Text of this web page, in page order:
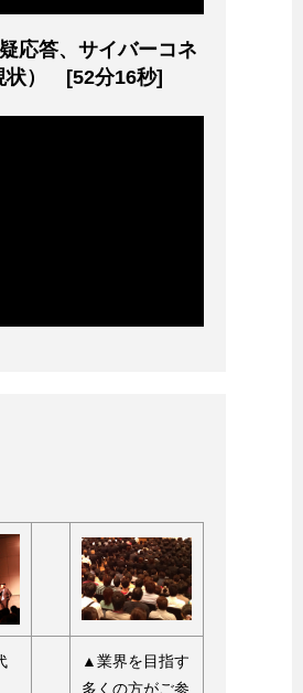
応答、サイバーコネ
状） [52分16秒]
▲業界を目指す
多くの方がご参